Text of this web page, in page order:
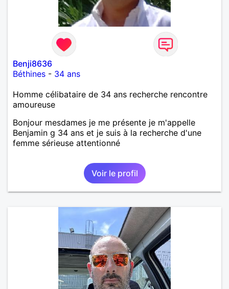
Benji8636
Béthines - 34 ans
Homme célibataire de 34 ans recherche rencontre
amoureuse
Bonjour mesdames je me présente je m'appelle
Benjamin g 34 ans et je suis à la recherche d'une
femme sérieuse attentionné
Voir le profil